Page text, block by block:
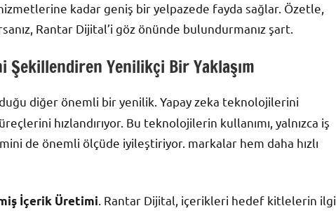
kadar geniş bir yelpazede fayda sağlar. Özetle,
Rantar Dijital’i göz önünde bulundurmanız şart.
Yenilikçi Bir Yaklaşım
diğer önemli bir yenilik. Yapay zeka teknolojilerini
hızlandırıyor. Bu teknolojilerin kullanımı, yalnızca iş
de önemli ölçüde iyileştiriyor. markalar hem daha hızlı
İçerik Üretimi . Rantar Dijital, içerikleri hedef kitlelerin ilgi